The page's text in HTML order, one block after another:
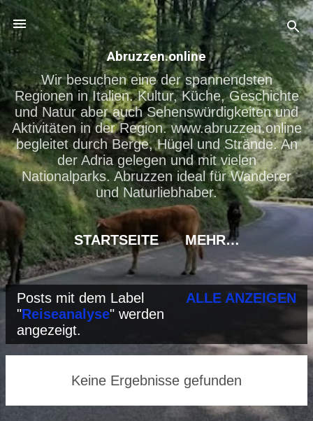
Direkt zum Hauptbereich
Abruzzen.online
Wir besuchen eine der spannendsten
Regionen in Italien. Kultur, Küche, Geschichte
und Natur aber auch Sehenswürdigkeiten und
Aktivitäten in der Region. www.abruzzen.online
begleitet durch Berge, Hügel und Strände. An
der Adria gelegen und mit vielen
Nationalparks. Abruzzen ideal für Wanderer
und Naturliebhaber.
STARTSEITE MEHR…
P
o
s
s
Posts mit dem Label
"Reiseanalyse" werden
angezeigt.
ALLE ANZEIGEN
Keine Ergebnisse gefunden